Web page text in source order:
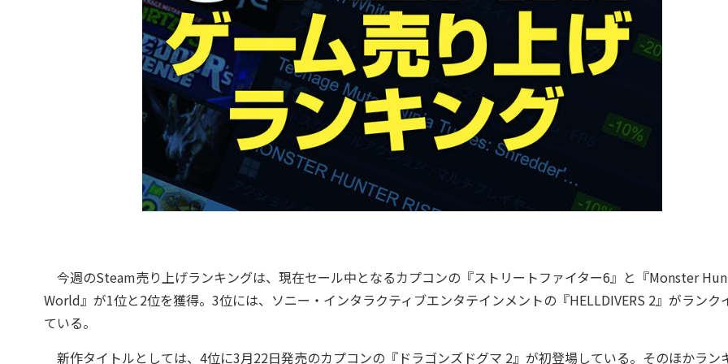
今週のSteam売り上げランキングは、現在セール中となるカプコンの『ストリートファイター6』と『Monster
World』が1位と2位を獲得。3位には、ソニー・インタラクティブエンタテインメントの『HELLDIVERS 2』がランク
ている。
新作タイトルとしては、4位に3月22日発売のカプコンの『ドラゴンズドグマ 2』が初登場している。そのほかラン